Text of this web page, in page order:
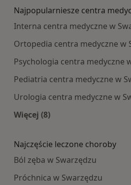
Najpopularniesze centra
Interna centra medyczne w
Ortopedia centra medyczne w
Psychologia centra medyczne
Pediatria centra medyczne w
Urologia centra medyczne w
Więcej (8)
Najczęście leczone choroby
Ból zęba w Swarzędzu
Próchnica w Swarzędzu